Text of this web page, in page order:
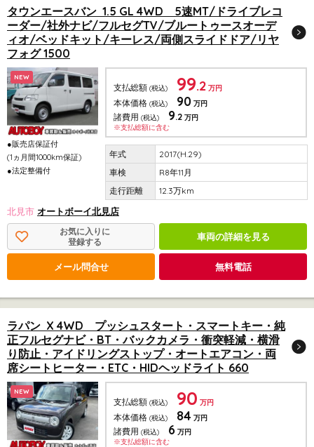
タウンエースバン 1.5 GL 4WD 5速MT/ドライブレコ
ーダー/社外ナビ/フルセグTV/ブルートゥースオーデ
ィオ/ベッドキット/キーレス/両側スライドドア/リヤ
フォグ 1500
NEW
●販売店保証付
(1ヵ月間1000km保証)
●法定整備付
支払総額 (税込) 99.2 万円
本体価格 (税込) 90 万円
諸費用 (税込) 9.2 万円
※支払総額に含む
2017(H.29)
R8年11月
12.3万km
北見市 オートボーイ北見店
お気に入りに
登録する
車両の詳細を見る
メール問合せ 無料電話
ラパン X 4WD プッシュスタート・スマートキー・純
正フルセグナビ・BT・バックカメラ・衝突軽減・横滑
り防止・アイドリングストップ・オートエアコン・両
席シートヒーター・ETC・HIDヘッドライト 660
NEW
支払総額 (税込) 90 万円
本体価格 (税込) 84 万円
諸費用 (税込) 6 万円
※支払総額に含む